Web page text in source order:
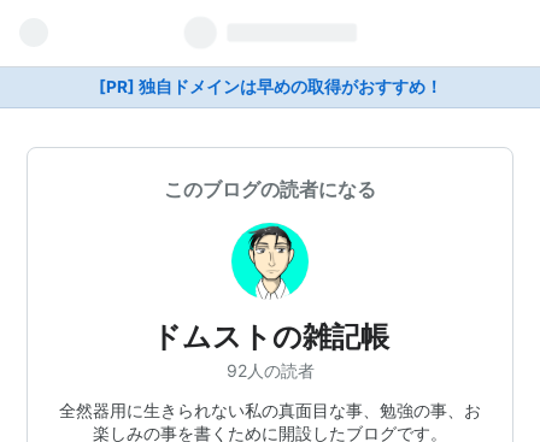
[PR] 独自ドメインは早めの取得がおすすめ！
このブログの読者になる
ドムストの雑記帳
92人の読者
全然器用に生きられない私の真面目な事、勉強の事、お
楽しみの事を書くために開設したブログです。